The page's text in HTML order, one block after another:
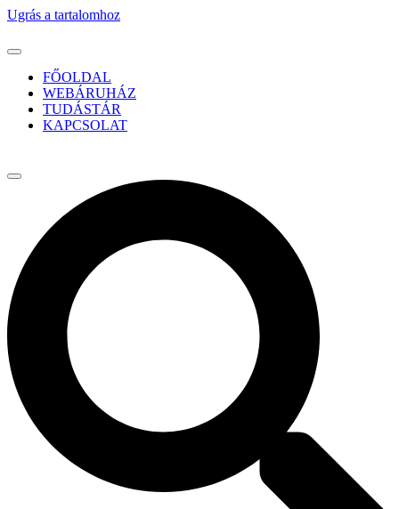
Ugrás a tartalomhoz
FŐOLDAL
WEBÁRUHÁZ
TUDÁSTÁR
KAPCSOLAT